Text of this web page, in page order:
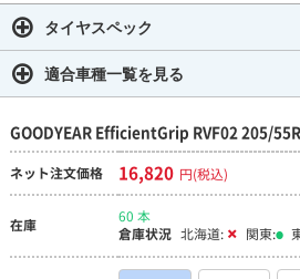
タイヤスペック
適合車種一覧を見る
GOODYEAR EfficientGrip RVF02 205/
ネット注文価格 16,820 円(税込)
在庫
60 本
倉庫状況 北海道: 関東: